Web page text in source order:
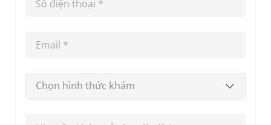
Chọn hình thức khám